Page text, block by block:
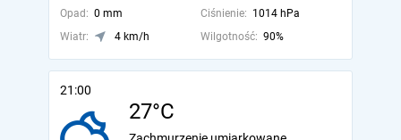
Opad: 0 mm Ciśnienie: 1014 hPa
Wiatr:
4 km/h Wilgotność: 90%
21:00
27°C